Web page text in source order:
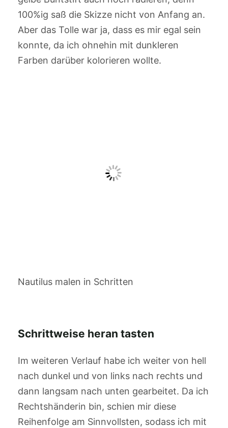
100%ig saß die Skizze nicht von Anfang an.
Aber das Tolle war ja, dass es mir egal sein
konnte, da ich ohnehin mit dunkleren
Farben darüber kolorieren wollte.
Nautilus malen in Schritten
Schrittweise heran tasten
Im weiteren Verlauf habe ich weiter von hell
nach dunkel und von links nach rechts und
dann langsam nach unten gearbeitet. Da ich
Rechtshänderin bin, schien mir diese
Reihenfolge am Sinnvollsten, sodass ich mit